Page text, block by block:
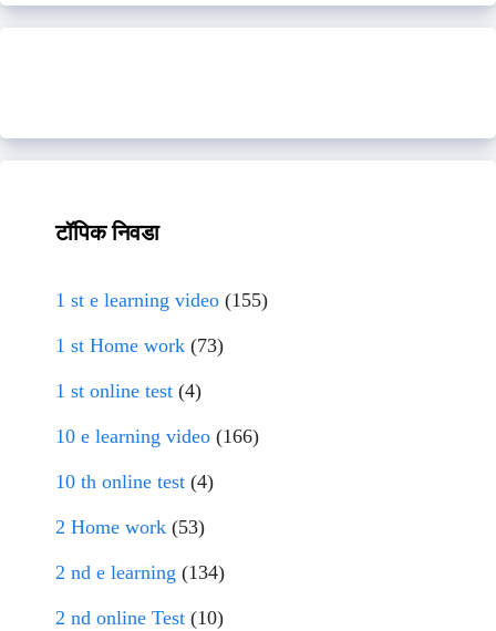
टॉपिक निवडा
1 st e learning video (155)
1 st Home work (73)
1 st online test (4)
10 e learning video (166)
10 th online test (4)
2 Home work (53)
2 nd e learning (134)
2 nd online Test (10)